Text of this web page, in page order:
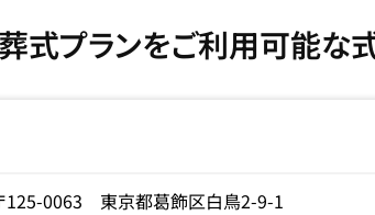
式プランをご利用可能な
125-0063 東京都葛飾区白鳥2-9-1